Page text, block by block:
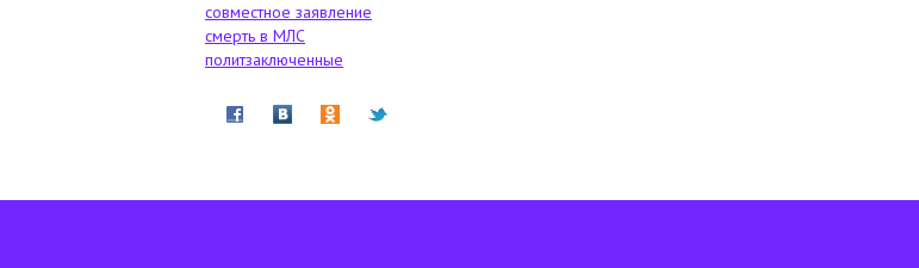
совместное заявление
смерть в МЛС
политзаключенные